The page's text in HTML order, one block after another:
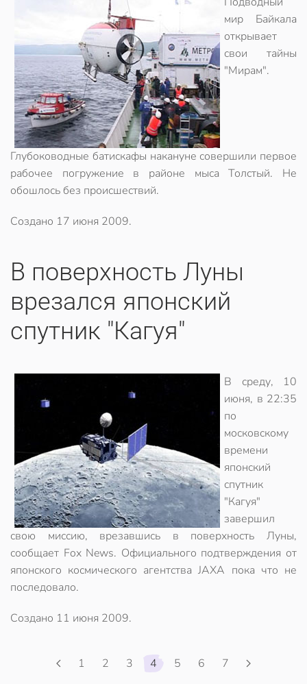
мир Байкала
открывает
свои тайны
"Мирам".
Глубоководные батискафы накануне совершили первое
рабочее погружение в районе мыса Толстый. Не
обошлось без происшествий.
Создано 17 июня 2009.
В поверхность Луны
врезался японский
спутник "Кагуя"
В среду, 10
июня, в 22:35
по
московскому
времени
японский
спутник
"Кагуя"
завершил
свою миссию, врезавшись в поверхность Луны,
сообщает Fox News. Официального подтверждения от
японского космического агентства JAXA пока что не
последовало.
Создано 11 июня 2009.
1 2 3 4 5 6 7